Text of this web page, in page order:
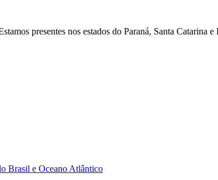
presentes nos estados do Paraná, Santa Catarina